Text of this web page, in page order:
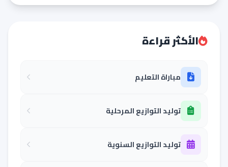
الأكثر قراءة
مباراة التعليم
توليد التوازيع المرحلية
توليد التوازيع السنوية